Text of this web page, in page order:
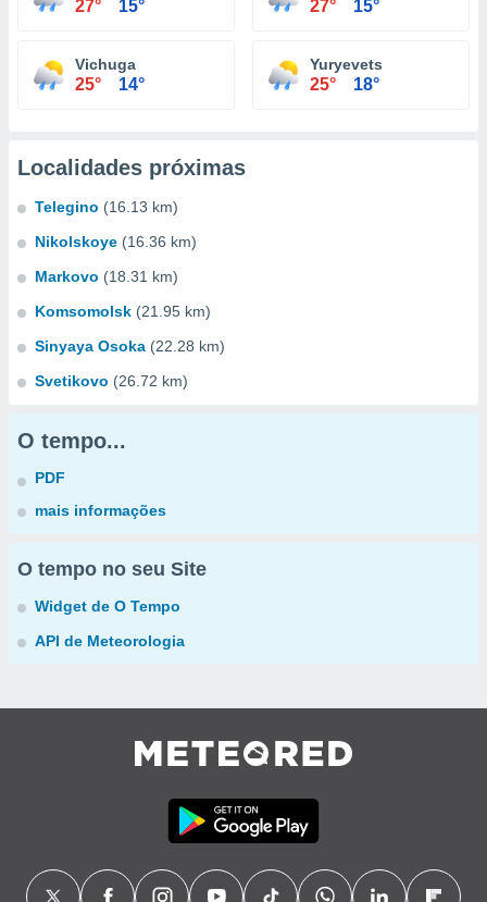
27° 15° 27° 15°
Vichuga
25° 14°
Yuryevets
25° 18°
Localidades próximas
Telegino (16.13 km)
Nikolskoye (16.36 km)
Markovo (18.31 km)
Komsomolsk (21.95 km)
Sinyaya Osoka (22.28 km)
Svetikovo (26.72 km)
O tempo...
PDF
mais informações
O tempo no seu Site
Widget de O Tempo
API de Meteorologia